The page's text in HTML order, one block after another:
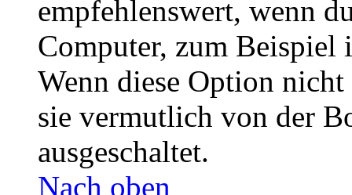
empfehlenswert, wenn
Computer, zum Beispiel
Wenn diese Option
sie vermutlich von der
ausgeschaltet.
Nach oben